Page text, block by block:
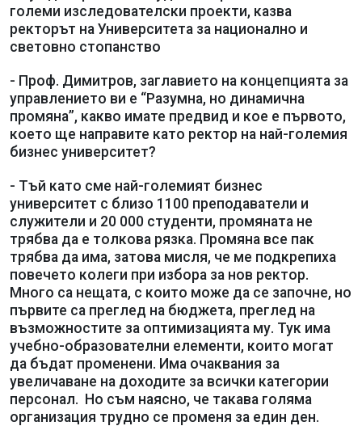
големи изследователски проекти, казва
ректорът на Университета за национално и
световно стопанство
- Проф. Димитров, заглавието на концепцията за
управлението ви е “Разумна, но динамична
промяна”, какво имате предвид и кое е първото,
което ще направите като ректор на най-големия
бизнес университет?
- Тъй като сме най-големият бизнес
университет с близо 1100 преподаватели и
служители и 20 000 студенти, промяната не
трябва да е толкова рязка. Промяна все пак
трябва да има, затова мисля, че ме подкрепиха
повечето колеги при избора за нов ректор.
Много са нещата, с които може да се започне, но
първите са преглед на бюджета, преглед на
възможностите за оптимизацията му. Тук има
учебно-образователни елементи, които могат
да бъдат променени. Има очаквания за
увеличаване на доходите за всички категории
персонал. Но съм наясно, че такава голяма
организация трудно се променя за един ден.